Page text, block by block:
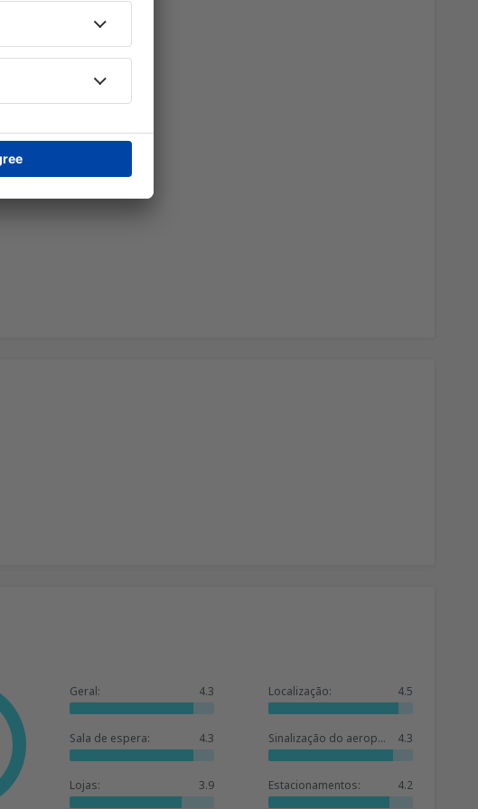
Geral: 4.3 Localização: 4.5
Sala de espera: 4.3 Sinalização do aeroporto: 4.3
Lojas: 3.9 Estacionamentos: 4.2